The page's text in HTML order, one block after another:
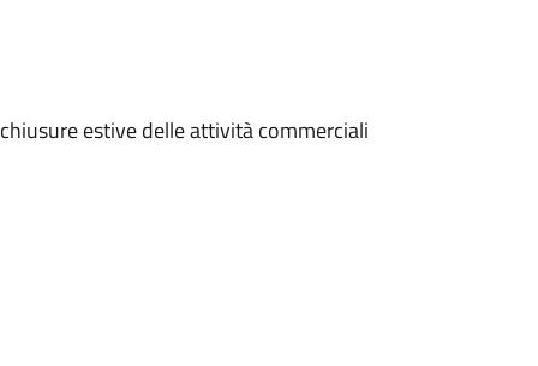
estive delle attività commerciali